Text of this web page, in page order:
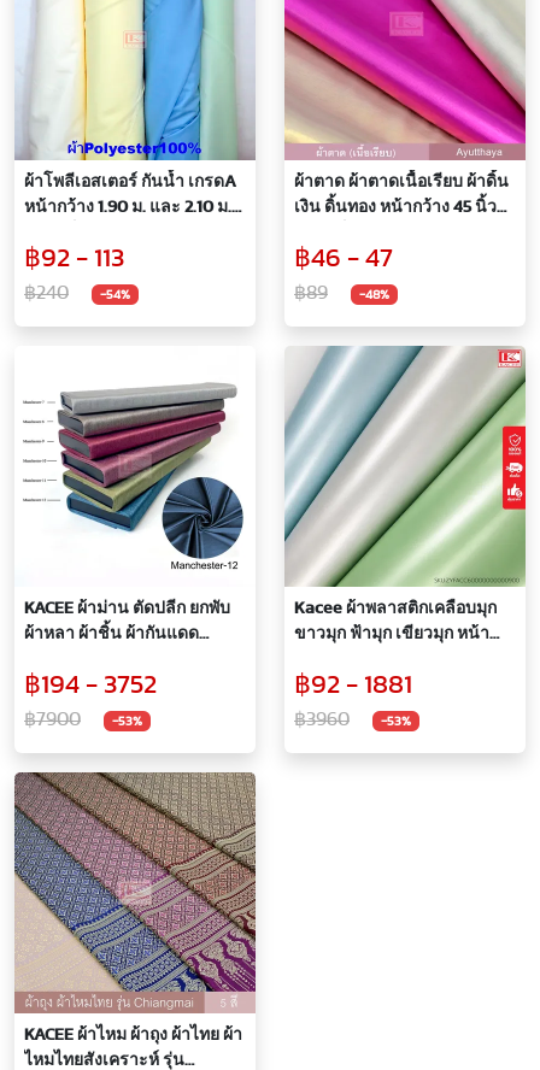
ผ้าโพลีเอสเตอร์ กันน้ำ เกรดA
หน้ากว้าง 1.90 ม. และ 2.10 ม.
฿92 - 113
฿240 -54%
ผ้าตาด ผ้าตาดเนื้อเรียบ ผ้าดิ้น
เงิน ดิ้นทอง หน้ากว้าง 45 นิ้ว
฿46 - 47
฿89 -48%
KACEE ผ้าม่าน ตัดปลีก ยกพับ
ผ้าหลา ผ้าชิ้น ผ้ากันแดด
สัมผัสนุ่ม รุ่น Manchester
฿194 - 3752
฿7900 -53%
Kacee ผ้าพลาสติกเคลือบมุก
ขาวมุก ฟ้ามุก เขียวมุก หน้า
ขายเป็นหลา
฿92 - 1881
฿3960 -53%
KACEE ผ้าไหม ผ้าถุง ผ้าไทย ผ้า
ไหมไทยสังเคราะห์ รุ่น